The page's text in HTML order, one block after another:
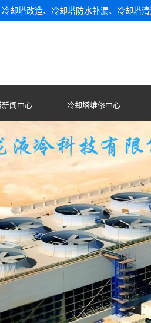
却塔改造、冷却塔防水补漏、冷却塔
闻中心 冷却塔维修中心